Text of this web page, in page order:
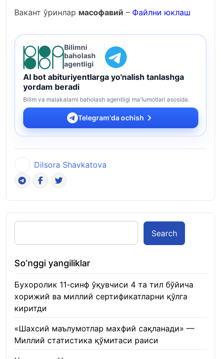
Вакант ўринлар масофавий – Файлни юклаш
Bilimni
baholash
agentligi
AI bot abituriyentlarga yo'nalish tanlashga
yordam beradi
Bilim va malakalarni baholash agentligi ma'lumotlari asosida.
Telegram'da ochish
Dilsora Shavkatova
Search
So’nggi yangiliklar
Бухоролик 11-синф ўқувчиси 4 та тил бўйича
хорижий ва миллий сертификатларни қўлга
киритди
«Шахсий маълумотлар махфий сақланади» —
Миллий статистика қўмитаси раиси